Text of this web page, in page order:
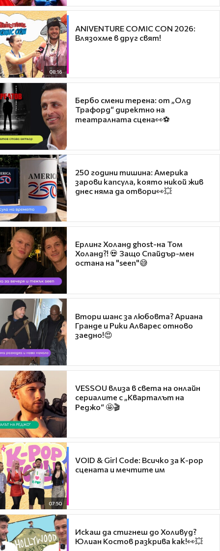
08:16
ANIVENTURE COMIC CON 2026:
Влязохме в друг свят!
Бербо смени терена: от „Олд
Трафорд“ директно на
театралната сцена👀⚽
250 години тишина: Америка
зарови капсула, която никой жив
днес няма да отвори👀💥
Ерлинг Холанд ghost-на Том
Холанд?! 💀 Защо Спайдър-мен
остана на "seen"😅
Втори шанс за любовта? Ариана
Гранде и Рики Алварес отново
заедно!😍
VESSOU влиза в света на онлайн
сериалите с „Кварталът на
Реджо“ 🤩🎬
07:50
VOID & Girl Code: Всичко за K-pop
сцената и мечтите им
Искаш да стигнеш до Холивуд?
Юлиан Костов разкрива как!👀💥